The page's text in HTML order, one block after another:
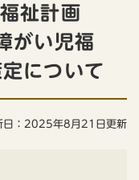
祉計画
がい児福
について
日：2025年8月21日更新